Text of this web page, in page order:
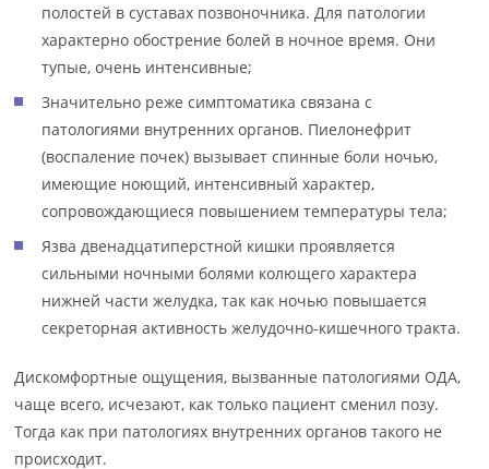
полостей в суставах позвоночника. Для патологии
характерно обострение болей в ночное время. Они
тупые, очень интенсивные;
Значительно реже симптоматика связана с
патологиями внутренних органов. Пиелонефрит
(воспаление почек) вызывает спинные боли ночью,
имеющие ноющий, интенсивный характер,
сопровождающиеся повышением температуры тела;
Язва двенадцатиперстной кишки проявляется
сильными ночными болями колющего характера
нижней части желудка, так как ночью повышается
секреторная активность желудочно-кишечного тракта.
Дискомфортные ощущения, вызванные патологиями ОДА,
чаще всего, исчезают, как только пациент сменил позу.
Тогда как при патологиях внутренних органов такого не
происходит.